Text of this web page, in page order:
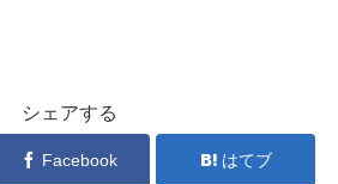
シェアする
Facebook はてブ